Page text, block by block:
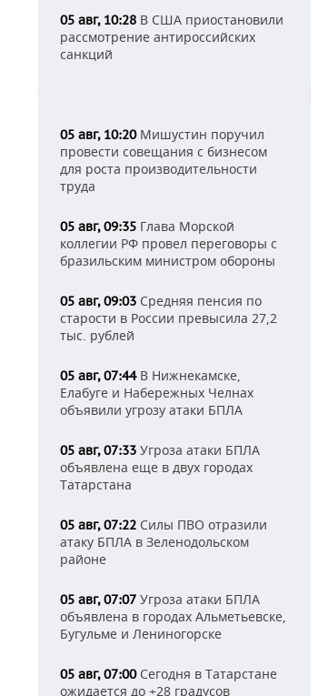
05 авг, 10:28 В США приостановили
рассмотрение антироссийских
санкций
05 авг, 10:20Мишустин поручил
провести совещания с бизнесом
для роста производительности
труда
05 авг, 09:35 Глава Морской
коллегии РФ провел переговоры с
бразильским министром обороны
05 авг, 09:03 Средняя пенсия по
старости в России превысила 27,2
тыс. рублей
05 авг, 07:44В Нижнекамске,
Елабуге и Набережных Челнах
объявили угрозу атаки БПЛА
05 авг, 07:33 Угроза атаки БПЛА
объявлена еще в двух городах
Татарстана
05 авг, 07:22 Силы ПВО отразили
атаку БПЛА в Зеленодольском
районе
05 авг, 07:07 Угроза атаки БПЛА
объявлена в городах Альметьевске,
Бугульме и Лениногорске
05 авг, 07:00Сегодня в Татарстане
ожидается до +28 градусов